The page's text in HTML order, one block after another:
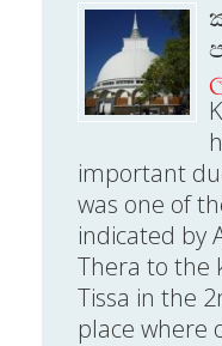
important
was one of
indicated by
Thera to the
Tissa in the
place where